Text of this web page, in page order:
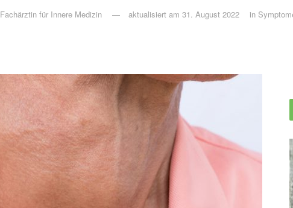
Fachärztin für Innere Medizin
aktualisiert am 31. August 2022 in